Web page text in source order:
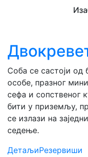
Соба се састоји од
особе, празног
сефа и сопственог
бити у приземљу,
се излази на
седење.
ДетаљиРезервиши